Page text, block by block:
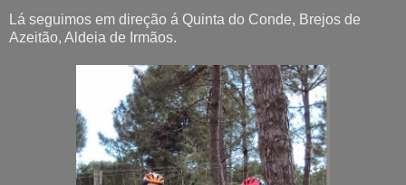
Lá seguimos em direção á Quinta do Conde, Brejos de
Azeitão, Aldeia de Irmãos.